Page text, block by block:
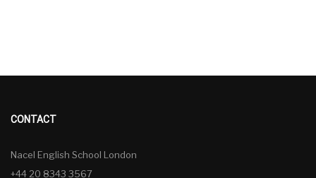
CONTACT
Nacel English School London
+44 20 8343 3567